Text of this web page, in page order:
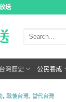
送
台灣歷史 公民養成
,戰後台灣, 當代台灣